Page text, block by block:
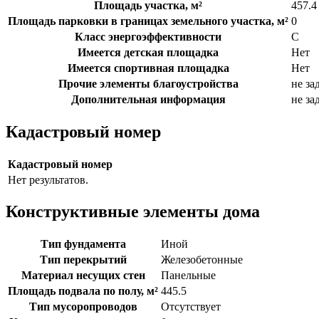
Площадь участка, м²
457.4
Площадь парковки в границах земельного участка, м² 0
Класс энергоэффективности
C
Имеется детская площадка
Нет
Имеется спортивная площадка
Нет
Прочие элементы благоустройства
не
Дополнительная информация
не
Кадастровый номер
Кадастровый номер
Нет результатов.
Конструктивные элементы дома
Тип фундамента
Иной
Тип перекрытий
Железобетонные
Материал несущих стен
Панельные
Площадь подвала по полу, м² 445.5
Тип мусоропроводов
Отсутствует